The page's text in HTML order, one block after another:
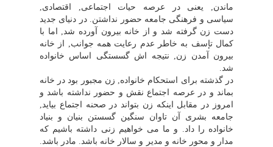
ماندن, یعنى در عرصه حیات اجتماعى, اقتصادى,
سیاسى و فرهنگى جامعه حضور نداشتن. در دنیاى جدید
دست زن گرفته شد و از خانه بیرون آورده شد, اما با
کمال تإسف به خاطر عدم رعایت همه جوانب, از خانه
بیرون آمدن زن, نتیجه اش گسستگى اساس خانواده
شد.
در گذشته براى استحکام خانواده, زن مجبور بود در خانه
بماند و در عرصه اجتماع نقش و حضور نداشته باشد و
امروز در مقابل اینکه زن بتواند در صحنه اجتماع بیاید,
جامعه بشرى آن تاوان سنگین گسستن بنیان و بنیاد
خانواده را داد. و ما مى خواهیم زنى داشته باشیم که
مدار و محور خانه و مدیر و سالار خانه باشد. مادر باشد.